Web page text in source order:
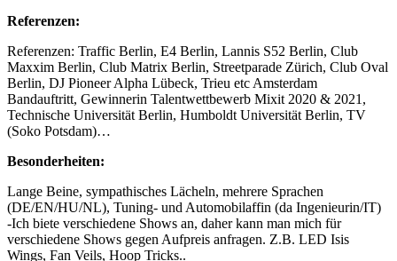
Referenzen:
Referenzen: Traffic Berlin, E4 Berlin, Lannis S52 Berlin, Club
Maxxim Berlin, Club Matrix Berlin, Streetparade Zürich, Club Oval
Berlin, DJ Pioneer Alpha Lübeck, Trieu etc Amsterdam
Bandauftritt, Gewinnerin Talentwettbewerb Mixit 2020 & 2021,
Technische Universität Berlin, Humboldt Universität Berlin, TV
(Soko Potsdam)…
Besonderheiten:
Lange Beine, sympathisches Lächeln, mehrere Sprachen
(DE/EN/HU/NL), Tuning- und Automobilaffin (da Ingenieurin/IT)
-Ich biete verschiedene Shows an, daher kann man mich für
verschiedene Shows gegen Aufpreis anfragen. Z.B. LED Isis
Wings, Fan Veils, Hoop Tricks..